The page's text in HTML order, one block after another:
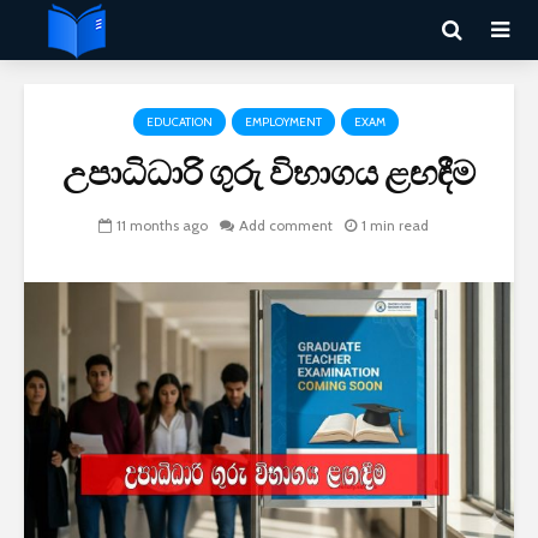
EDUCATION EMPLOYMENT EXAM
උපාධිධාරි ගුරු විභාගය ළඟඳීම
11 months ago Add comment 1 min read